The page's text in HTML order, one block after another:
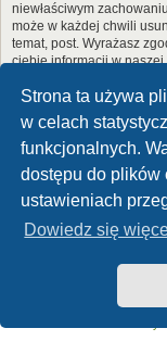
Strona ta używa
w celach
funkcjonalnych.
dostępu do plików
ustawieniach
Dowiedz się
niewłaściwym
może w każdej chwili
temat, post. Wyrażasz
ciebie informacji w
nikomu bez twojej
ponosi
dojść do kradzieży danych.
Forum Dinozaury.com
Technologię